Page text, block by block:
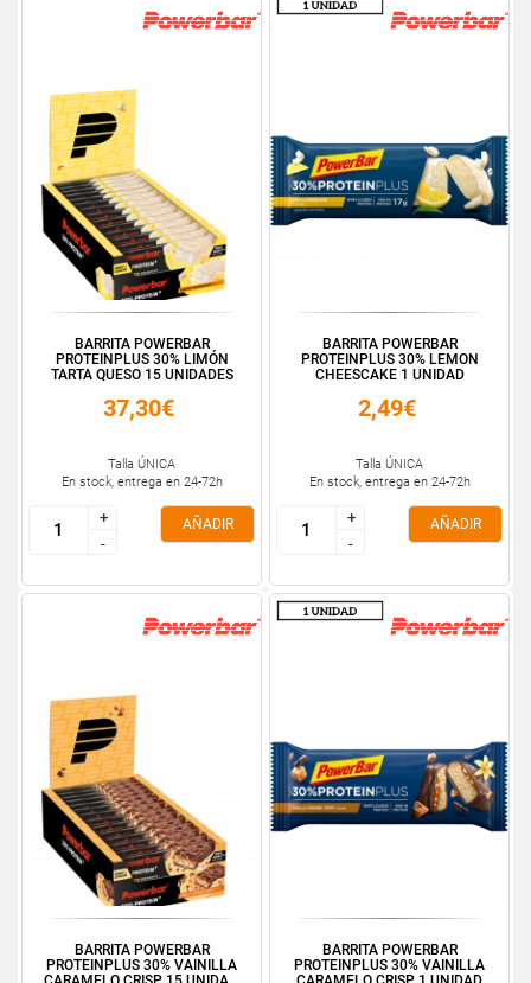
BARRITA POWERBAR
PROTEINPLUS 30% LIMÓN
TARTA QUESO 15 UNIDADES
37,30€
Talla ÚNICA
En stock, entrega en 24-72h
+
-
+
-
AÑADIR
BARRITA POWERBAR
PROTEINPLUS 30% LEMON
CHEESCAKE 1 UNIDAD
2,49€
Talla ÚNICA
En stock, entrega en 24-72h
+
-
+
-
AÑADIR
BARRITA POWERBAR
PROTEINPLUS 30% VAINILLA
BARRITA POWERBAR
PROTEINPLUS 30% VAINILLA